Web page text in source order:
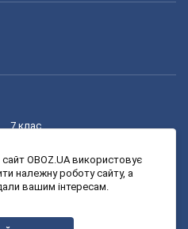
7 клас
9 клас
OBOZ.UA використовує
належну роботу сайту, а
вашим інтересам.